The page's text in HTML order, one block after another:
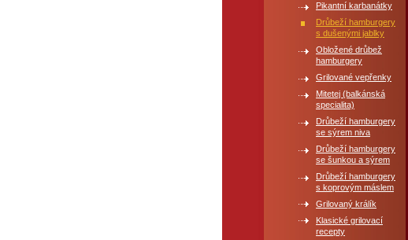
Pikantní karbanátky
Drůbeží hamburgery
s dušenými jablky
Obložené drůbež
hamburgery
Grilované vepřenky
Mitetej (balkánská
specialita)
Drůbeží hamburgery
se sýrem niva
Drůbeží hamburgery
se šunkou a sýrem
Drůbeží hamburgery
s koprovým máslem
Grilovaný králík
Klasické grilovací
recepty